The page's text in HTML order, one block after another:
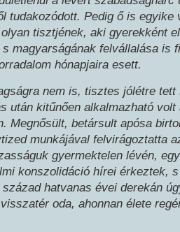
tudakozódott. Pedig ő is egyike
tisztjének, aki gyerekként
magyarságának felvállalása is
hónapjaira esett.
nem is, tisztes jólétre
után kitűnően alkalmazható volt
Megnősült, betársult apósa
munkájával felvirágoztatta
gyermektelen lévén,
konszolidáció hírei érkeztek,
hatvanas évei derekán
oda, ahonnan élete